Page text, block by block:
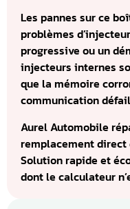
Les pannes sur ce
problèmes
progressive ou un
injecteurs internes
que la mémoire
communication
Aurel Automobile
remplacement
Solution rapide et
dont le calculateur